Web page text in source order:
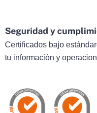
Seguridad y
Certificados bajo
tu información y